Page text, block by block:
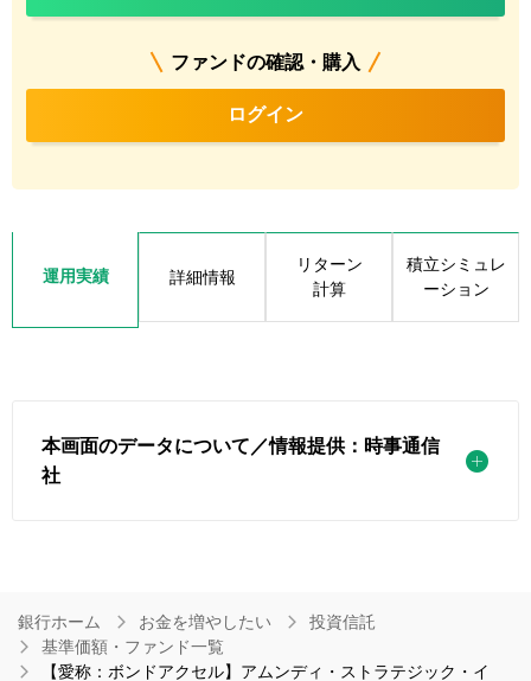
ファンドの確認・購入
ログイン
運用実績 詳細情報
リターン
計算
積立シミュレ
ーション
本画面のデータについて／情報提供：時事通信
社
銀行ホーム お金を増やしたい
投資信託
基準価額・ファンド一覧
【愛称：ボンドアクセル】アムンディ・ストラテジック・イ